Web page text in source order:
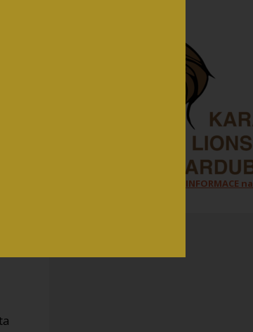
Všechny ORGANIZAČNÍ INFORMACE